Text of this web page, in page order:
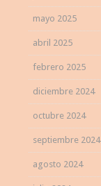
mayo 2025
abril 2025
febrero 2025
diciembre 2024
octubre 2024
septiembre 2024
agosto 2024